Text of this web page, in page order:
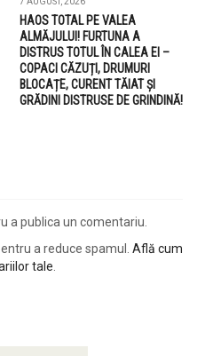
HAOS TOTAL PE VALEA
ALMĂJULUI! FURTUNA A
DISTRUS TOTUL ÎN CALEA EI –
COPACI CĂZUȚI, DRUMURI
BLOCAȚE, CURENT TĂIAT ȘI
GRĂDINI DISTRUSE DE GRINDINĂ!
a publica un comentariu.
a reduce spamul. Află cum
tale